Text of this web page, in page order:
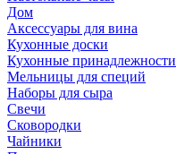
Дом
Аксессуары для вина
Кухонные доски
Кухонные принадлежности
Мельницы для специй
Наборы для сыра
Свечи
Сковородки
Чайники